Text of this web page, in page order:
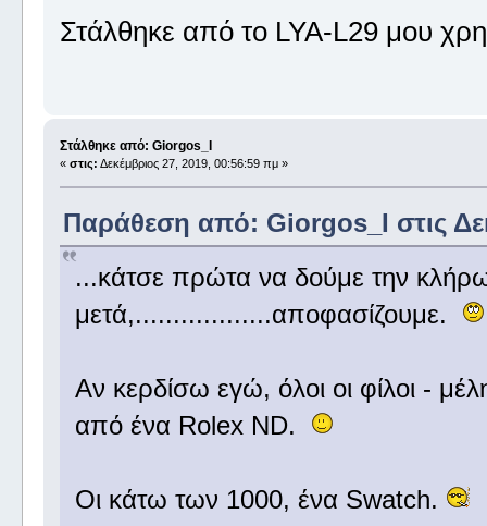
Στάλθηκε από το LYA-L29 μου
Στάλθηκε από: Giorgos_I
« στις: Δεκέμβριος 27, 2019, 00:56:59 πμ »
Παράθεση από: Giorgos_I στις
...κάτσε πρώτα να δούμε την
μετά,..................αποφασίζουμε.
Αν κερδίσω εγώ, όλοι οι φίλοι -
από ένα Rolex ND.
Οι κάτω των 1000, ένα Swatch.